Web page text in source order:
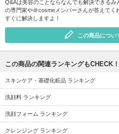
Q&Aは美容のことならなんでも解決できる
の専門家や＠cosmeメンバーさんが答えてく
すぐに解決しますよ！
この商品につい
この商品の関連ランキングもCHECK！
スキンケア・基礎化粧品 ランキング
洗顔料 ランキング
洗顔フォーム ランキング
クレンジング ランキング